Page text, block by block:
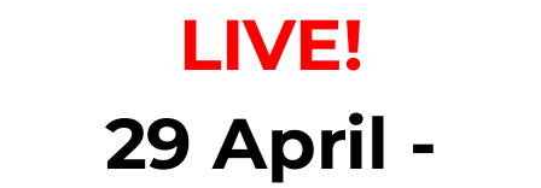
LIVE!
29 April -